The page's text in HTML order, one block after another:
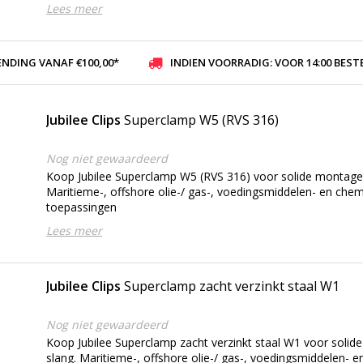
Lees meer
VANAF €100,00* INDIEN VOORRADIG: VOOR 14:00 BESTELD, ZELFDE DAG
Jubilee Clips Superclamp W5 (RVS 316)
Nog niet gewaardeerd
Koop Jubilee Superclamp W5 (RVS 316) voor solide
Maritieme-, offshore olie-/ gas-, voedingsmiddelen- en
toepassingen
Lees meer
Jubilee Clips Superclamp zacht verzinkt staal W1
Nog niet gewaardeerd
Koop Jubilee Superclamp zacht verzinkt staal W1 voor
slang. Maritieme-, offshore olie-/ gas-, voedingsmiddelen-